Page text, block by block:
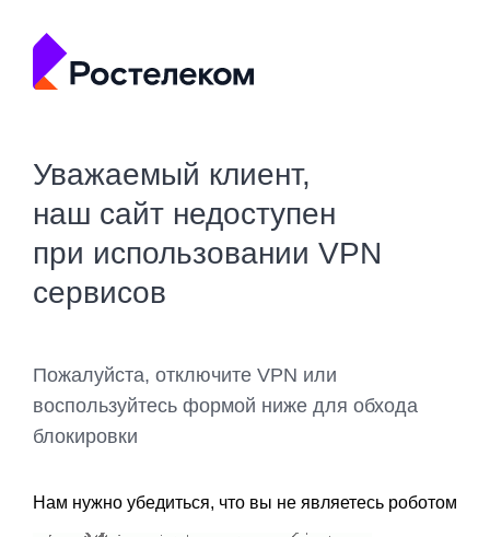
Уважаемый клиент,
наш сайт недоступен
при использовании VPN
сервисов
Пожалуйста, отключите VPN или
воспользуйтесь формой ниже для обхода
блокировки
Нам нужно убедиться, что вы не являетесь роботом